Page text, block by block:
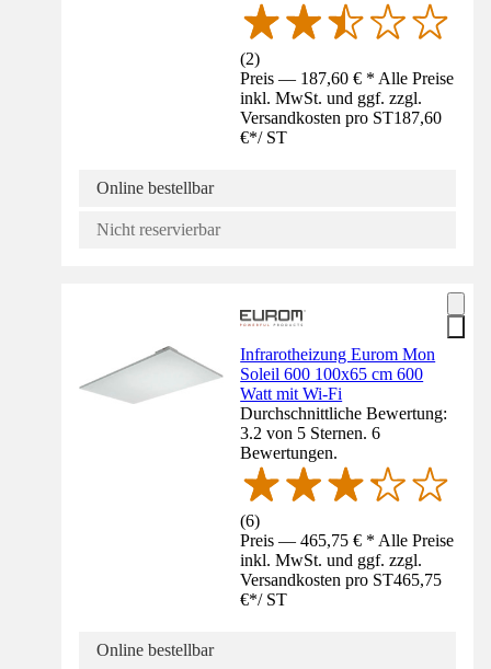
(2)
Preis — 187,60 € * Alle Preise
inkl. MwSt. und ggf. zzgl.
Versandkosten pro ST187,60
€*/ ST
Online bestellbar
Nicht reservierbar
Infrarotheizung Eurom Mon
Soleil 600 100x65 cm 600
Watt mit Wi-Fi
Durchschnittliche Bewertung:
3.2 von 5 Sternen. 6
Bewertungen.
(6)
Preis — 465,75 € * Alle Preise
inkl. MwSt. und ggf. zzgl.
Versandkosten pro ST465,75
€*/ ST
Online bestellbar